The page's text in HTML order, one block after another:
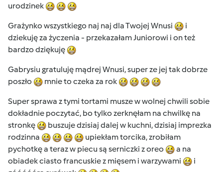
urodzinek
Grażynko wszystkiego naj naj dla Twojej Wnusi
i
dziekuję za życzenia - przekazałam Juniorowi i on też
bardzo dziękuję
Gabrysiu gratuluję mądrej Wnusi, super ze jej tak dobrze
poszło
mnie to czeka za rok
Super sprawa z tymi tortami musze w wolnej chwili sobie
dokładnie poczytać, bo tylko zerknęłam na chwilkę na
stronkę
buszuje dzisiaj dalej w kuchni, dzisiaj imprezka
rodzinna
upiekłam torcika, zrobiłam
pychotkę a teraz w piecu są serniczki z oreo
a na
obiadek ciasto francuskie z mięsem i warzywami
i